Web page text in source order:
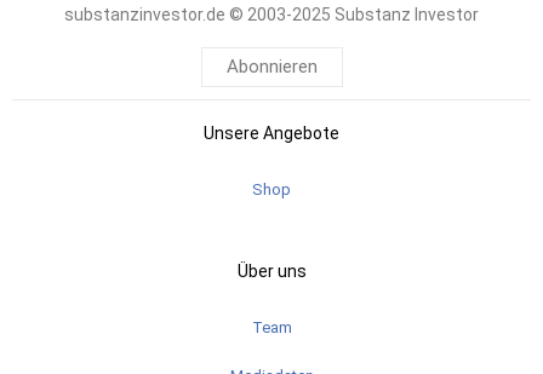
substanzinvestor.de © 2003-2025 Substanz Investor
Abonnieren
Unsere Angebote
Shop
Über uns
Team